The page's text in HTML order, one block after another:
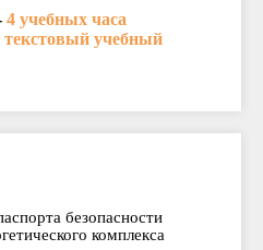
4 учебных часа
текстовый учебный
безопасности
комплекса